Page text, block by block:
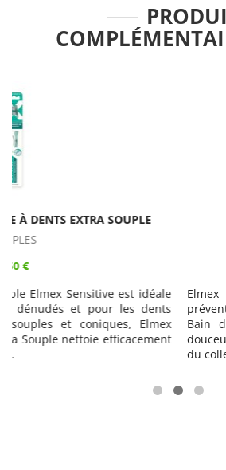
ELMEX SENSITIVE BAIN DE
Elmex Sensitive est un Bain de
prévention des caries des dents
Bain de Bouche Elmex Sensitive
douceur, soulage l'hypersensibilité